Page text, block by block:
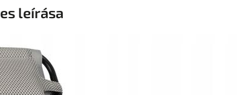
leírása